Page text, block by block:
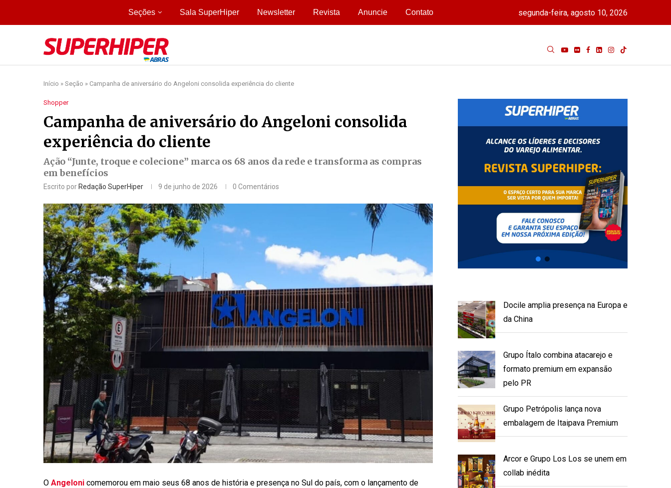
Seções Sala SuperHiper Newsletter Revista Anuncie Contato segunda-feira, agosto 10, 2026
Início » Seção » Campanha de aniversário do Angeloni consolida experiência do cliente
Shopper
Campanha de aniversário do Angeloni consolida
experiência do cliente
Ação “Junte, troque e colecione” marca os 68 anos da rede e transforma as compras
em benefícios
Escrito por Redação SuperHiper 9 de junho de 2026 0 Comentários
O Angeloni comemorou em maio seus 68 anos de história e presença no Sul do país, com o lançamento de
Docile amplia presença na Europa e
da China
Grupo Ítalo combina atacarejo e
formato premium em expansão
pelo PR
Grupo Petrópolis lança nova
embalagem de Itaipava Premium
Arcor e Grupo Los Los se unem em
collab inédita